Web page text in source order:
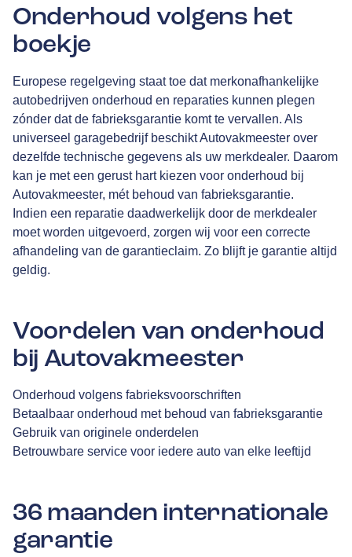
Onderhoud volgens het
boekje
Europese regelgeving staat toe dat merkonafhankelijke
autobedrijven onderhoud en reparaties kunnen plegen
zónder dat de fabrieksgarantie komt te vervallen. Als
universeel garagebedrijf beschikt Autovakmeester over
dezelfde technische gegevens als uw merkdealer. Daarom
kan je met een gerust hart kiezen voor onderhoud bij
Autovakmeester, mét behoud van fabrieksgarantie.
Indien een reparatie daadwerkelijk door de merkdealer
moet worden uitgevoerd, zorgen wij voor een correcte
afhandeling van de garantieclaim. Zo blijft je garantie altijd
geldig.
Voordelen van onderhoud
bij Autovakmeester
Onderhoud volgens fabrieksvoorschriften
Betaalbaar onderhoud met behoud van fabrieksgarantie
Gebruik van originele onderdelen
Betrouwbare service voor iedere auto van elke leeftijd
36 maanden internationale
garantie